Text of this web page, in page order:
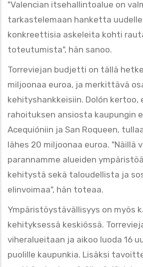
"Valencian itsehallintoalue on
tarkastelemaan hanketta
konkreettisia askeleita kohti
toteutumista", hän sanoo.
Torreviejan budjetti on tällä
miljoonaa euroa, ja merkittävä
kehityshankkeisiin. Dolón kertoo,
rahoituksen ansiosta kaupungin
Acequióniin ja San Roqueen,
lähes 20 miljoonaa euroa. "Näillä
parannamme alueiden
kehitystä sekä taloudellista ja
elinvoimaa", hän toteaa.
Ympäristöystävällisyys on myös
kehityksessä keskiössä.
viheralueitaan ja aikoo luoda 16
puolille kaupunkia. Lisäksi